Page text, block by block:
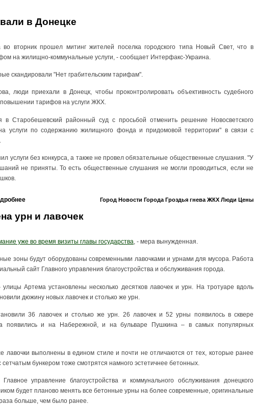
в Донецке
вторник прошел митинг жителей поселка городского типа Новый Свет, что в
на жилищно-коммунальные услуги, - сообщает Интерфакс-Украина.
скандировали "Нет грабительским тарифам".
люди приехали в Донецк, чтобы проконтролировать объективность судебного
тарифов на услуги ЖКХ.
Старобешевский районный суд с просьбой отменить решение Новосветского
услуги по содержанию жилищного фонда и придомовой территории" в связи с
услуги без конкурса, а также не провел обязательные общественные слушания. "У
не приняты. То есть общественные слушания не могли проводиться, если не
Город Новости Города Гроздья гнева ЖКХ Люди Цены
урн и лавочек
уже во время визиты главы государства, - мера вынужденная.
зоны будут оборудованы современными лавочками и урнами для мусора. Работа
сайт Главного управления благоустройства и обслуживания города.
Артема установлены несколько десятков лавочек и урн. На тротуаре вдоль
дюжину новых лавочек и столько же урн.
36 лавочек и столько же урн. 26 лавочек и 52 урны появилось в сквере
появились и на Набережной, и на бульваре Пушкина – в самых популярных
лавочки выполнены в едином стиле и почти не отличаются от тех, которые ранее
бункером тоже смотрятся намного эстетичнее бетонных.
управление благоустройства и коммунального обслуживания донецкого
будет планово менять все бетонные урны на более современные, оригинальные
больше, чем было ранее.